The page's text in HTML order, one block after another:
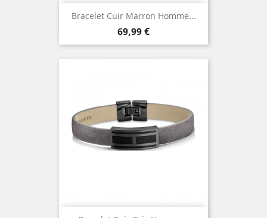
Bracelet Cuir Marron Homme...
Prix
69,99 €